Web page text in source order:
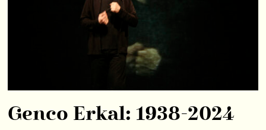
Genco Erkal: 1938-2024